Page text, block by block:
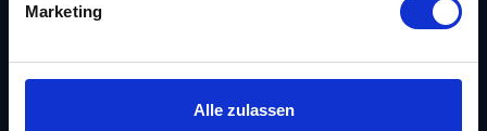
Marketing
Alle zulassen
Wegbeschreibung